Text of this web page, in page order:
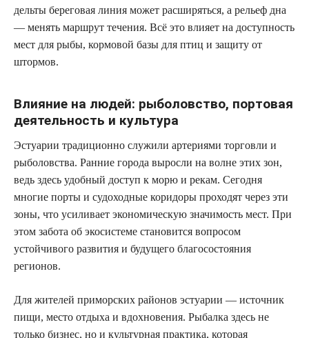
дельты береговая линия может расширяться, а рельеф дна
— менять маршрут течения. Всё это влияет на доступность
мест для рыбы, кормовой базы для птиц и защиту от
штормов.
Влияние на людей: рыболовство, портовая
деятельность и культура
Эстуарии традиционно служили артериями торговли и
рыболовства. Ранние города выросли на волне этих зон,
ведь здесь удобный доступ к морю и рекам. Сегодня
многие порты и судоходные коридоры проходят через эти
зоны, что усиливает экономическую значимость мест. При
этом забота об экосистеме становится вопросом
устойчивого развития и будущего благосостояния
регионов.
Для жителей приморских районов эстуарии — источник
пищи, место отдыха и вдохновения. Рыбалка здесь не
только бизнес, но и культурная практика, которая